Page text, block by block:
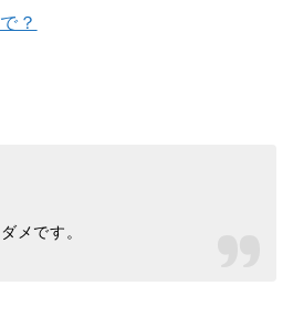
？
メです。